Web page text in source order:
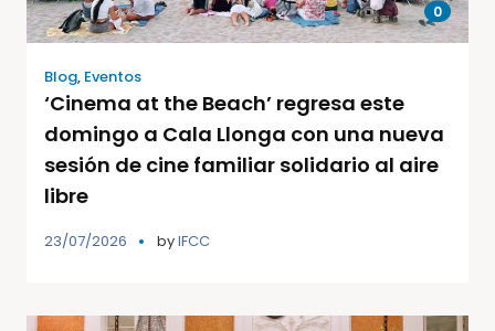
0
Blog, Eventos
‘Cinema at the Beach’ regresa este
domingo a Cala Llonga con una nueva
sesión de cine familiar solidario al aire
libre
23/07/2026 byIFCC